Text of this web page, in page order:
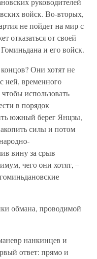
войск. Во-вторых,
не пойдет на мир с
отказаться от своей
и его войск.
Они хотят не
ней, временного
использовать
в порядок
южный берег Янцзы,
силы и потом
вину за срыв
чего они хотят, –
обмана, проводимой
нанкинцев и
ответ: прямо и